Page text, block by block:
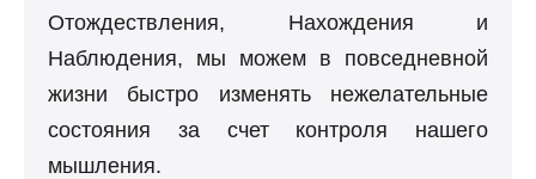
Отождествления, Нахождения и
Наблюдения, мы можем в повседневной
жизни быстро изменять нежелательные
состояния за счет контроля нашего
мышления.